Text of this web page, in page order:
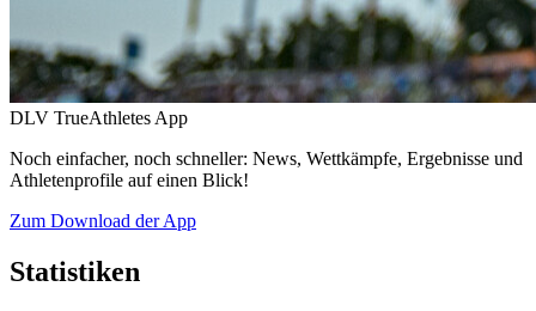
DLV TrueAthletes App
Noch einfacher, noch schneller: News, Wettkämpfe, Ergebnisse und
Athletenprofile auf einen Blick!
Zum Download der App
Statistiken